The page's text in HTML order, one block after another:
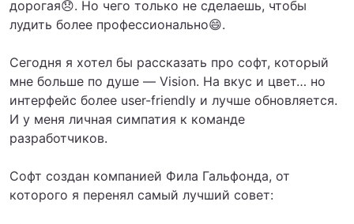
дорогая😞. Но чего только не сделаешь, чтобы
лудить более профессионально😄.
Сегодня я хотел бы рассказать про софт, который
мне больше по душе — Vision. На вкус и цвет… но
интерфейс более user-friendly и лучше обновляется.
И у меня личная симпатия к команде
разработчиков.
Софт создан компанией Фила Гальфонда, от
которого я перенял самый лучший совет: